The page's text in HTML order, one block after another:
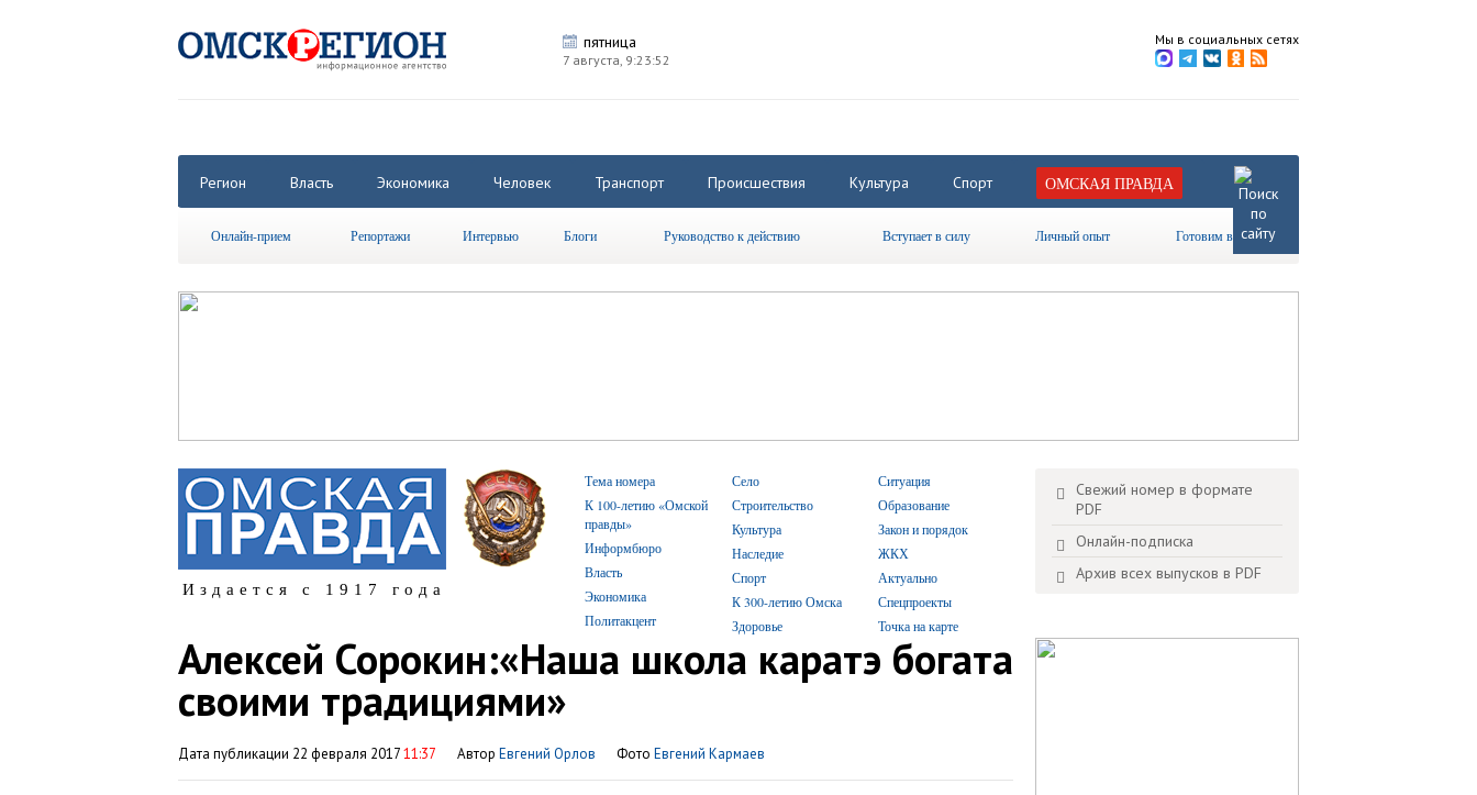
пятница
7 августа, 9:23:53
Мы в социальных сетях
Регион Власть Экономика Человек Транспорт Происшествия Культура Спорт ОМСКАЯ ПРАВДА
Онлайн-прием Репортажи Интервью Блоги Руководство к действию Вступает в силу Личный опыт Готовим вместе
Тема номера
К 100-летию «Омской
правды»
Информбюро
Власть
Экономика
Политакцент
Село
Строительство
Культура
Наследие
Спорт
К 300-летию Омска
Здоровье
Ситуация
Образование
Закон и порядок
ЖКХ
Актуально
Спецпроекты
Точка на карте
Свежий номер в формате
PDF
Онлайн-подписка
Архив всех выпусков в PDF
Издается с 1917 года
Алексей Сорокин:«Наша школа каратэ богата
своими традициями»
Дата публикации 22 февраля 201711:37 Автор Евгений Орлов Фото Евгений Кармаев